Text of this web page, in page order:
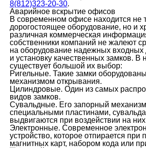
8(812)323-20-30.
Аварийное вскрытие офисов
В современном офисе находится не
дорогостоящее оборудование, но и
различная коммерческая
собственники компаний не жалеют
на оборудование надежных входных
и установку качественных замков.
существует большой их выбор:
Ригельные. Такие замки
механизмом открывания.
Цилиндровые. Один из самых
видов замков.
Сувальдные. Его запорный
специальными пластинами,
выдвигаются при воздействии на
Электронные. Современное
устройство, которое отпирается при
магнитных карт, набором кода или